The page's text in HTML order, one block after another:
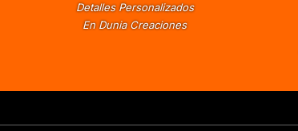
Detalles Personalizados
En Dunia Creaciones